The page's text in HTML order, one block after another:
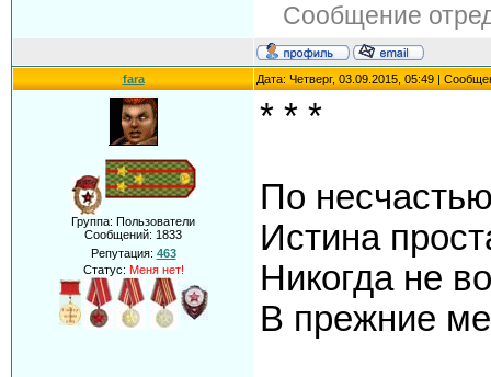
Сообщение
fara Дата: Четверг, 03.09.2015, 05:49 |
Группа: Пользователи
Сообщений: 1833
Репутация: 463
Статус: Меня нет!
* * *
По
Истина
Никогда не
В прежние